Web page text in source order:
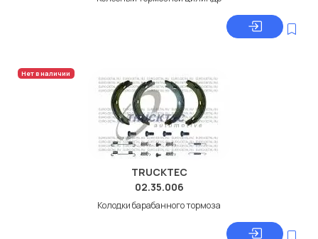
Нет в наличии
TRUCKTEC
02.35.006
Колодки барабанного тормоза